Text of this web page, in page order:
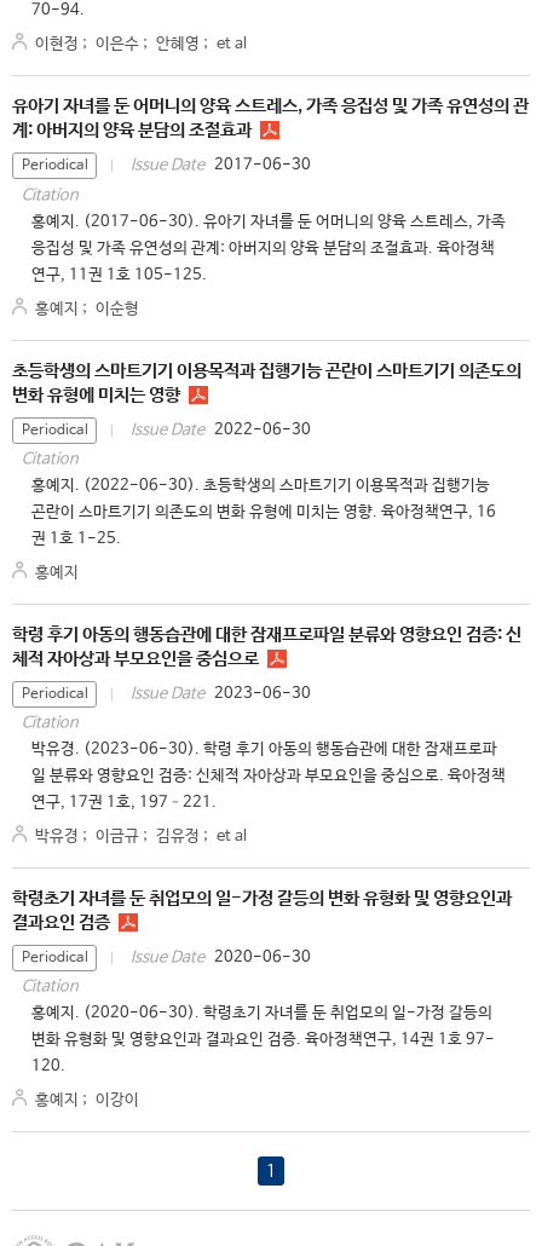
70-94.
이현정 ; 이은수 ; 안혜영 ; et al
유아기 자녀를 둔 어머니의 양육 스트레스, 가족 응집성 및 가족 유연성의 관
계: 아버지의 양육 분담의 조절효과
Periodical Issue Date 2017-06-30
Citation
홍예지. (2017-06-30). 유아기 자녀를 둔 어머니의 양육 스트레스, 가족
응집성 및 가족 유연성의 관계: 아버지의 양육 분담의 조절효과. 육아정책
연구, 11권 1호 105-125.
홍예지 ; 이순형
초등학생의 스마트기기 이용목적과 집행기능 곤란이 스마트기기 의존도의
변화 유형에 미치는 영향
Periodical Issue Date 2022-06-30
Citation
홍예지. (2022-06-30). 초등학생의 스마트기기 이용목적과 집행기능
곤란이 스마트기기 의존도의 변화 유형에 미치는 영향. 육아정책연구, 16
권 1호 1-25.
홍예지
학령 후기 아동의 행동습관에 대한 잠재프로파일 분류와 영향요인 검증: 신
체적 자아상과 부모요인을 중심으로
Periodical Issue Date 2023-06-30
Citation
박유경. (2023-06-30). 학령 후기 아동의 행동습관에 대한 잠재프로파
일 분류와 영향요인 검증: 신체적 자아상과 부모요인을 중심으로. 육아정책
연구, 17권 1호, 197–221.
박유경 ; 이금규 ; 김유정 ; et al
학령초기 자녀를 둔 취업모의 일-가정 갈등의 변화 유형화 및 영향요인과
결과요인 검증
Periodical Issue Date 2020-06-30
Citation
홍예지. (2020-06-30). 학령초기 자녀를 둔 취업모의 일-가정 갈등의
변화 유형화 및 영향요인과 결과요인 검증. 육아정책연구, 14권 1호 97-
120.
홍예지 ; 이강이
1